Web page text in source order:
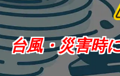
台風・災害時